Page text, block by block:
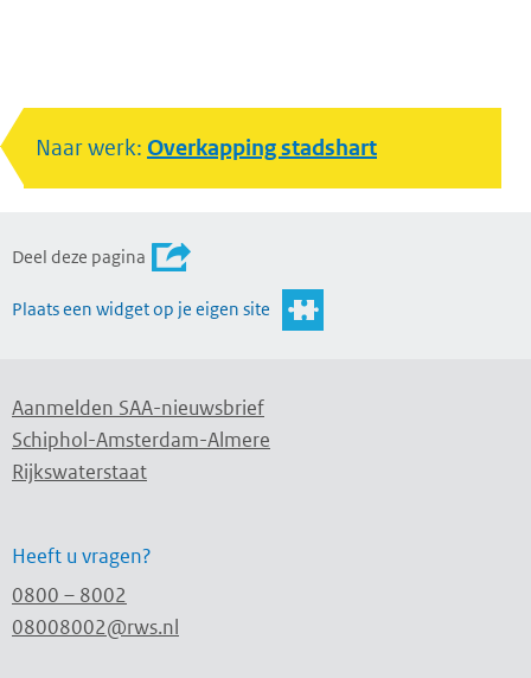
Naar werk: Overkapping stadshart
Deel deze pagina
Plaats een widget op je eigen site
Aanmelden SAA-nieuwsbrief
Schiphol-Amsterdam-Almere
Rijkswaterstaat
Heeft u vragen?
0800 – 8002
08008002@rws.nl